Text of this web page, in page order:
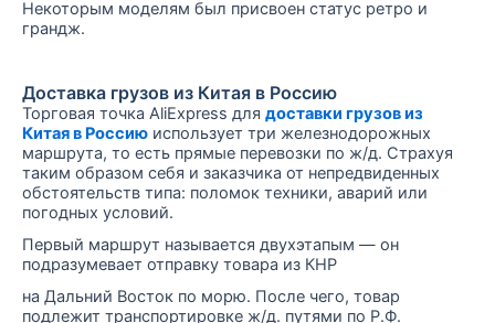
Некоторым моделям был присвоен статус ретро и
грандж.
Доставка грузов из Китая в Россию
Торговая точка AliExpress для доставки грузов из
Китая в Россию использует три железнодорожных
маршрута, то есть прямые перевозки по ж/д. Страхуя
таким образом себя и заказчика от непредвиденных
обстоятельств типа: поломок техники, аварий или
погодных условий.
Первый маршрут называется двухэтапым — он
подразумевает отправку товара из КНР
на Дальний Восток по морю. После чего, товар
подлежит транспортировке ж/д. путями по Р.Ф.